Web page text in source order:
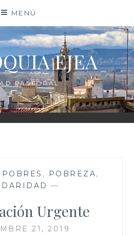
MENÚ
EJEA
PASTORAL
POBRES , POBREZA,
—
Urgente
21, 2019